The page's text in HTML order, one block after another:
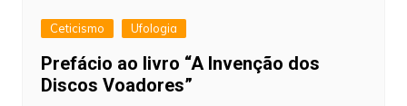
Ceticismo Ufologia
Prefácio ao livro “A Invenção dos
Discos Voadores”